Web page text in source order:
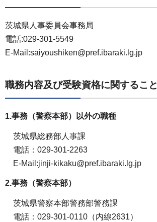
茨城県人事委員会事務局
電話:029-301-5549
E-Mail:saiyoushiken@pref.ibaraki.lg.jp
職務内容及び受験資格に関すること
1.事務（警察本部）以外の職種
茨城県総務部人事課
電話：029-301-2263
E-Mail:jinji-kikaku@pref.ibaraki.lg.jp
2.事務（警察本部）
茨城県警察本部警務部警務課
電話：029-301-0110（内線2631）